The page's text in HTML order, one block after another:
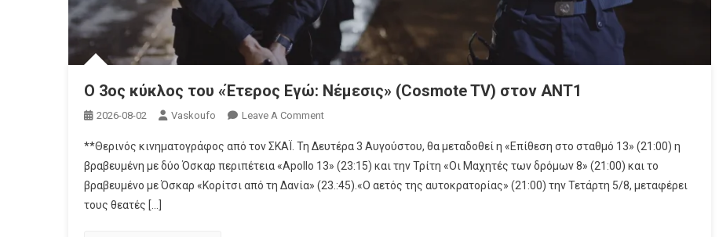
Ο 3ος κύκλος του «Έτερος Εγώ: Νέμεσις» (Cosmote TV) στον ΑΝΤ1
2026-08-02 Vaskoufo Leave A CommentOn
3ος
Κύκλος
Του
**Θερινός κινηματογράφος από τον ΣΚΑΪ. Τη Δευτέρα 3 Αυγούστου, θα μεταδοθεί η «Επίθεση στο σταθμό 13» (21:00) η
βραβευμένη με δύο Όσκαρ περιπέτεια «Apollo 13» (23:15) και την Τρίτη «Οι Μαχητές των δρόμων 8» (21:00) και το
βραβευμένο με Όσκαρ «Κορίτσι από τη Δανία» (23.:45).«Ο αετός της αυτοκρατορίας» (21:00) την Τετάρτη 5/8, μεταφέρει
τους θεατές […]